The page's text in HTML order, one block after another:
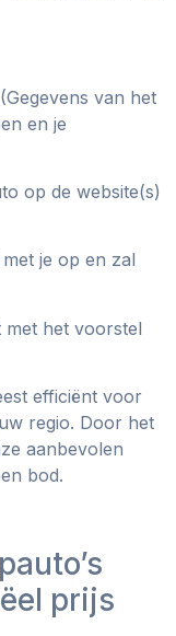
van het
en je
op de website(s)
je op en zal
het voorstel
efficiënt voor
regio. Door het
aanbevolen
bod.
prijs